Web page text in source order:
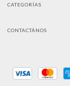
CATEGORÍAS
CONTACTÁNOS